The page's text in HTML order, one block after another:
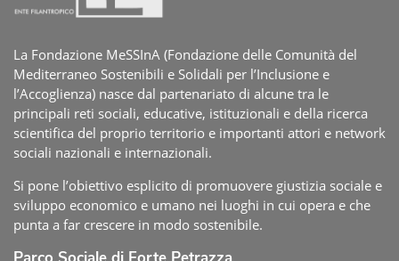
La Fondazione MeSSInA (Fondazione delle Comunità del
Mediterraneo Sostenibili e Solidali per l’Inclusione e
l’Accoglienza) nasce dal partenariato di alcune tra le
principali reti sociali, educative, istituzionali e della ricerca
scientifica del proprio territorio e importanti attori e network
sociali nazionali e internazionali.
Si pone l’obiettivo esplicito di promuovere giustizia sociale e
sviluppo economico e umano nei luoghi in cui opera e che
punta a far crescere in modo sostenibile.